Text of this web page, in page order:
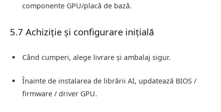
componente GPU/placă de bază.
5.7 Achiziție și configurare inițială
Când cumperi, alege livrare și ambalaj sigur.
Înainte de instalarea de librării AI, updatează BIOS /
firmware / driver GPU.